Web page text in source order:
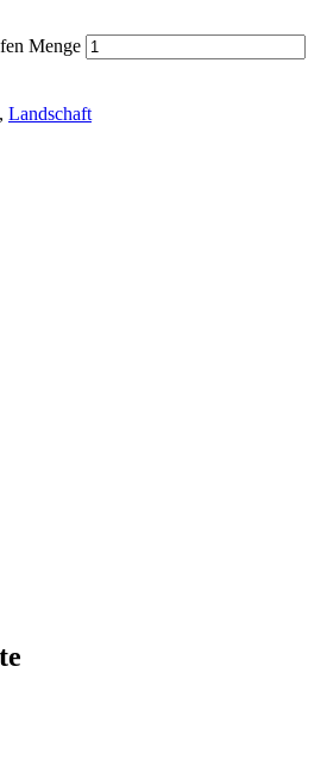
Menge
, Landschaft